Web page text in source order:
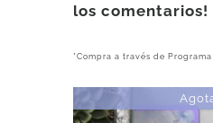
los comentarios!
*Compra a través de